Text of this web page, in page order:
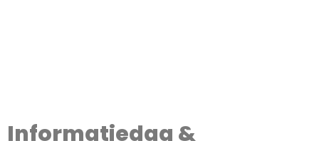
Informatiedag &